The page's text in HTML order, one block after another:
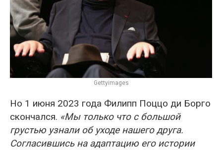
Gettyimages
Но 1 июня 2023 года Филипп Поццо ди Борго
скончался. «Мы только что с большой
грустью узнали об уходе нашего друга.
Согласившись на адаптацию его истории